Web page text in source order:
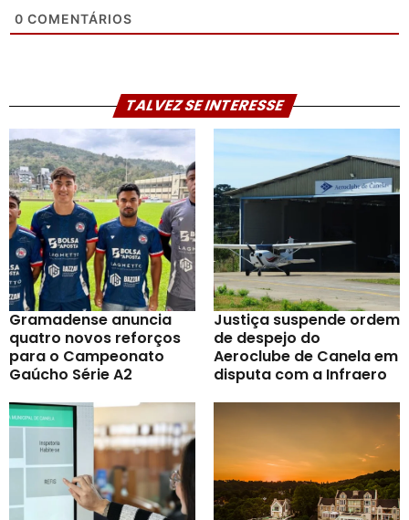
0 COMENTÁRIOS
TALVEZ SE INTERESSE
Gramadense anuncia
quatro novos reforços
para o Campeonato
Gaúcho Série A2
Justiça suspende ordem
de despejo do
Aeroclube de Canela em
disputa com a Infraero